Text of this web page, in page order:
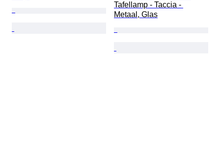
Tafellamp - Taccia -
Metaal, Glas